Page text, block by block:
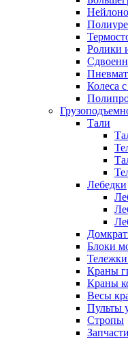
Ролики
Колеса
Тали
Лебедки
Блоки
Краны
Краны
Весы
Пульты
Стропы